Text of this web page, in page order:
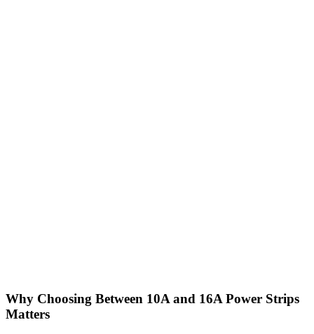
Why Choosing Between 10A and 16A Power Strips
Matters